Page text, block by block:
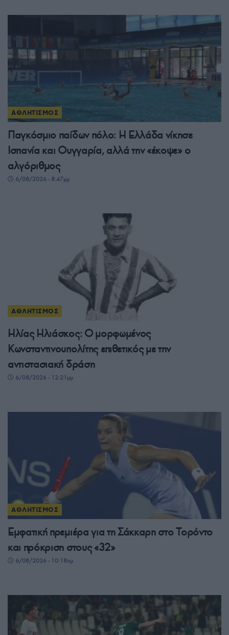
ΑΘΛΗΤΙΣΜΟΣ
Παγκόσμιο παίδων πόλο: Η Ελλάδα νίκησε
Ισπανία και Ουγγαρία, αλλά την «έκοψε» ο
αλγόριθμος
6/08/2026 - 8:47μμ
ΑΘΛΗΤΙΣΜΟΣ
Ηλίας Ηλιάσκος: Ο μορφωμένος
Κωνσταντινουπολίτης επιθετικός με την
αντιστασιακή δράση
6/08/2026 - 12:21μμ
ΑΘΛΗΤΙΣΜΟΣ
Εμφατική πρεμιέρα για τη Σάκκαρη στο Τορόντο
και πρόκριση στους «32»
6/08/2026 - 10:18πμ